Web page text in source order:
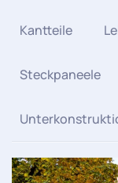
Kantteile
Steckpaneele